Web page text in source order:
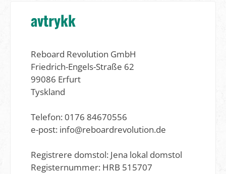
avtrykk
Reboard Revolution GmbH
Friedrich-Engels-Straße 62
99086 Erfurt
Tyskland
Telefon: 0176 84670556
e-post: info@reboardrevolution.de
Registrere domstol: Jena lokal domstol
Registernummer: HRB 515707